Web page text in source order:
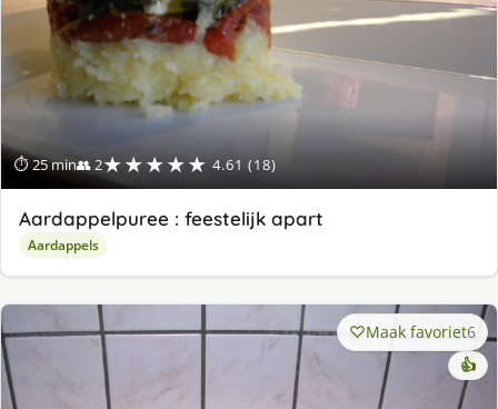
⏱ 25 min👥 2★★★★★ 4.61 (18)
Aardappelpuree : feestelijk apart
Aardappels
Maak favoriet6
👍